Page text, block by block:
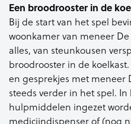
Een broodrooster in de
Bij de start van het spel
woonkamer van meneer
alles, van steunkousen
broodrooster in de
en gesprekjes met meneer
steeds verder in het spel.
hulpmiddelen ingezet
medicijndispenser of (nog